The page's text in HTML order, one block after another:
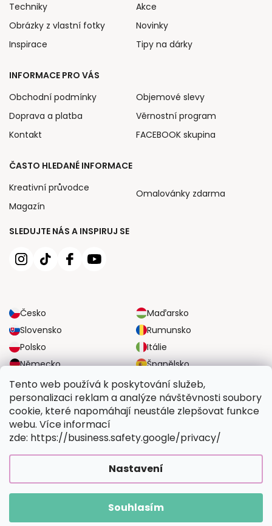
Tento web používá k poskytování služeb,
personalizaci reklam a analýze návštěvnosti soubory
cookie, které napomáhají neustále zlepšovat funkce
webu. Více informací
zde: https://business.safety.google/privacy/
Nastavení
Souhlasím
SLEDUJTE NÁS A INSPIRUJ SE
Česko
Maďarsko
Slovensko
Rumunsko
Polsko
Itálie
Německo
Španělsko
Velká Británie
Rakousko
Techniky
Obrázky z vlastní fotky
Inspirace
Akce
Novinky
Tipy na dárky
INFORMACE PRO VÁS
Obchodní podmínky
Doprava a platba
Kontakt
Objemové slevy
Věrnostní program
FACEBOOK skupina
ČASTO HLEDANÉ INFORMACE
Kreativní průvodce
Magazín
Omalovánky zdarma
SPOLEHLIVÉ MOŽNOSTI DOPRAVY
BEZPEČNÉ MOŽNOSTI PLATBY
Vymalujsisam.cz. Všechna práva vyhrazena.